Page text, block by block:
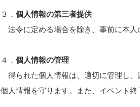
３． 個人情報の第三者提供
法令に定める場合を除き、事前に本人
４． 個人情報の管理
得られた個人情報は、適切に管理し、
個人情報を守ります。また、イベント